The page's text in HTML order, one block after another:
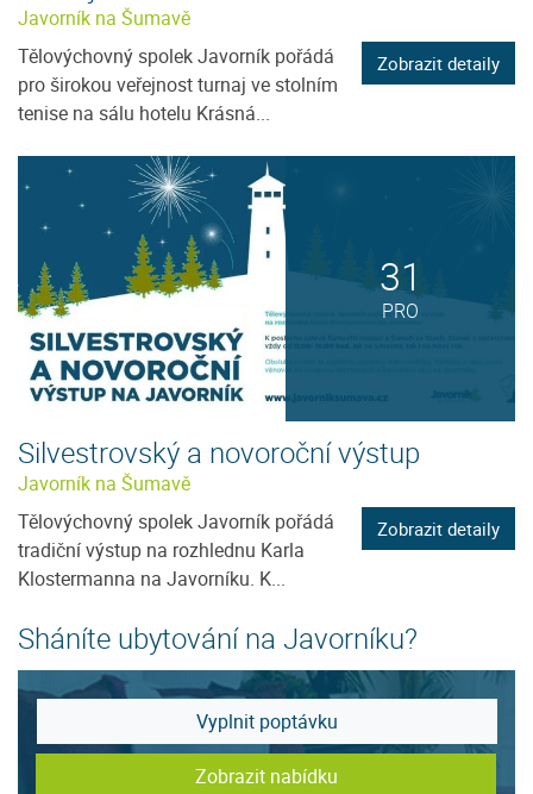
Javorník na Šumavě
Tělovýchovný spolek Javorník pořádá
pro širokou veřejnost turnaj ve stolním
tenise na sálu hotelu Krásná...
Zobrazit detaily
31
PRO
Silvestrovský a novoroční výstup
Javorník na Šumavě
Tělovýchovný spolek Javorník pořádá
tradiční výstup na rozhlednu Karla
Klostermanna na Javorníku. K...
Zobrazit detaily
Sháníte ubytování na Javorníku?
Vyplnit poptávku
Zobrazit nabídku